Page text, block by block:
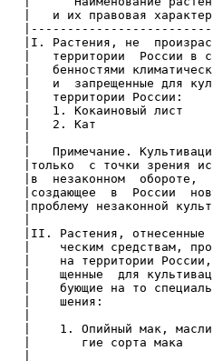
|   и их правовая
|I. Растения, не
|   территории  России в
|   бенностями
|   и  запрещенные для
|   территории России:
|   1. Кокаиновый лист
|   2. Кат
|   Примечание.
|только  с точки зрения
|в  незаконном  обороте,
|создающее  в  России
|проблему незаконной
|II. Растения, отнесенные
|    ческим средствам,
|    на территории
|    щенные  для
|    бующие на то
|    шения:
|    1. Опийный мак,
|       гие сорта мака